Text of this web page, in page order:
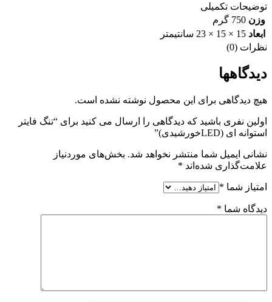
توضیحات تکمیلی
وزن 750 گرم
ابعاد 15 × 15 × 23 سانتیمتر
نظرات (0)
دیدگاهها
هیچ دیدگاهی برای این محصول نوشته نشده است.
اولین نفری باشید که دیدگاهی را ارسال می کنید برای “تنگ فایتر
استوانه ای (LEDخورشیدی)”
نشانی ایمیل شما منتشر نخواهد شد. بخش‌های موردنیاز
علامت‌گذاری شده‌اند *
امتیاز شما *
دیدگاه شما *